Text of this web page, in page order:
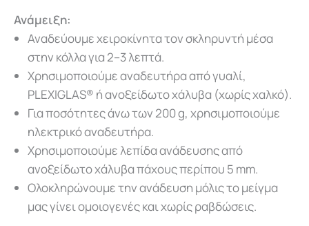
Ανάμειξη:
Αναδεύουμε χειροκίνητα τον σκληρυντή μέσα
στην κόλλα για 2–3 λεπτά.
Χρησιμοποιούμε αναδευτήρα από γυαλί,
PLEXIGLAS® ή ανοξείδωτο χάλυβα (χωρίς χαλκό).
Για ποσότητες άνω των 200 g, χρησιμοποιούμε
ηλεκτρικό αναδευτήρα.
Χρησιμοποιούμε λεπίδα ανάδευσης από
ανοξείδωτο χάλυβα πάχους περίπου 5 mm.
Ολοκληρώνουμε την ανάδευση μόλις το μείγμα
μας γίνει ομοιογενές και χωρίς ραβδώσεις.